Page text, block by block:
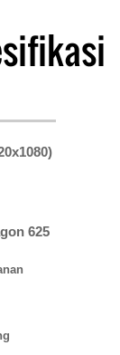
625